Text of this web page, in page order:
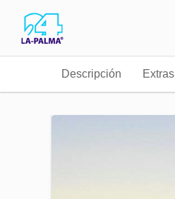
Descripción Extras